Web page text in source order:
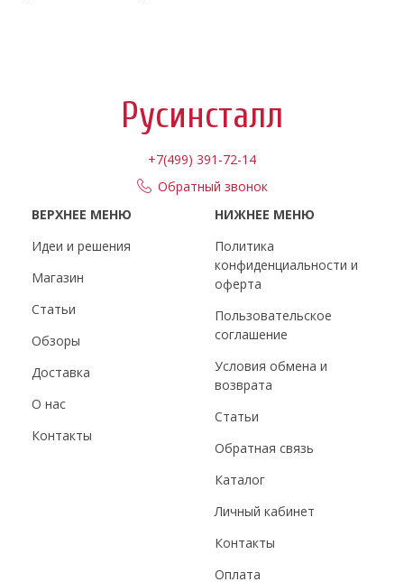
Русинсталл
+7(499) 391-72-14
Обратный звонок
ВЕРХНЕЕ МЕНЮ
Идеи и решения
Магазин
Статьи
Обзоры
Доставка
О нас
Контакты
НИЖНЕЕ МЕНЮ
Политика
конфиденциальности и
оферта
Пользовательское
соглашение
Условия обмена и
возврата
Статьи
Обратная связь
Каталог
Личный кабинет
Контакты
Оплата